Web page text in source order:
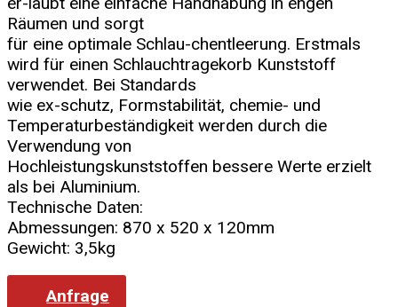
Räumen und sorgt
für eine optimale Schlau-chentleerung. Erstmals
wird für einen Schlauchtragekorb Kunststoff
verwendet. Bei Standards
wie ex-schutz, Formstabilität, chemie- und
Temperaturbeständigkeit werden durch die
Verwendung von
Hochleistungskunststoffen bessere Werte erzielt
als bei Aluminium.
Technische Daten:
Abmessungen: 870 x 520 x 120mm
Gewicht: 3,5kg
Anfrage